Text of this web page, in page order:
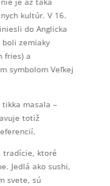
kultúr. V 16.
do Anglicka
boli zemiaky
fries) a
symbolom Veľkej
masala –
totiž
tradície, ktoré
Jedlá ako sushi,
svete, sú